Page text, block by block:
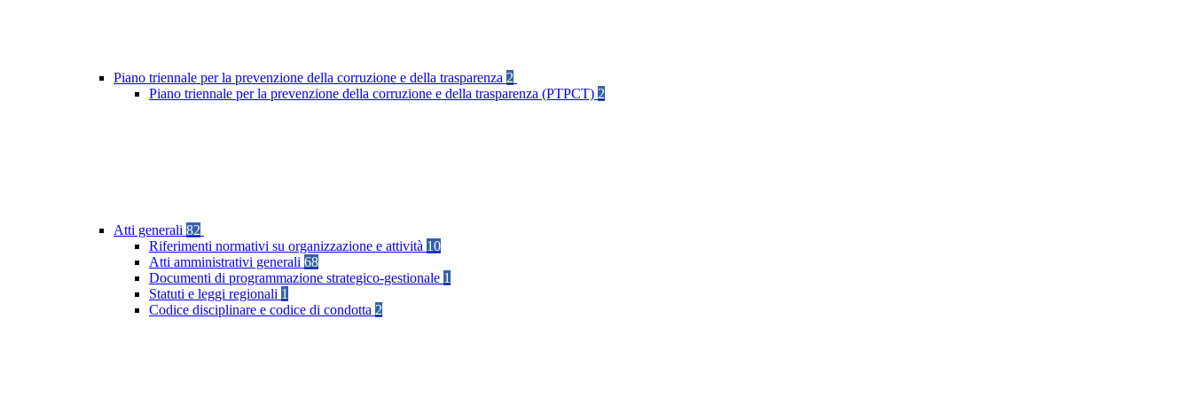
Piano triennale per la prevenzione della corruzione e della trasparenza 2
Piano triennale per la prevenzione della corruzione e della trasparenza (PTPCT) 2
Atti generali 82
Riferimenti normativi su organizzazione e attività 10
Atti amministrativi generali 68
Documenti di programmazione strategico-gestionale 1
Statuti e leggi regionali 1
Codice disciplinare e codice di condotta 2